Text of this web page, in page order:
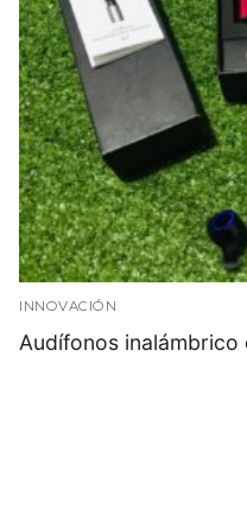
INNOVACIÓN
Audífonos inalámbrico